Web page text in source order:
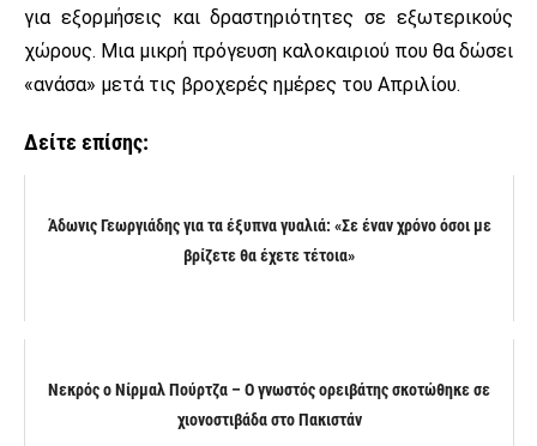
για εξορμήσεις και δραστηριότητες σε εξωτερικούς
χώρους. Μια μικρή πρόγευση καλοκαιριού που θα δώσει
«ανάσα» μετά τις βροχερές ημέρες του Απριλίου.
Δείτε επίσης:
Άδωνις Γεωργιάδης για τα έξυπνα γυαλιά: «Σε έναν χρόνο όσοι με
βρίζετε θα έχετε τέτοια»
Νεκρός ο Νίρμαλ Πούρτζα – Ο γνωστός ορειβάτης σκοτώθηκε σε
χιονοστιβάδα στο Πακιστάν